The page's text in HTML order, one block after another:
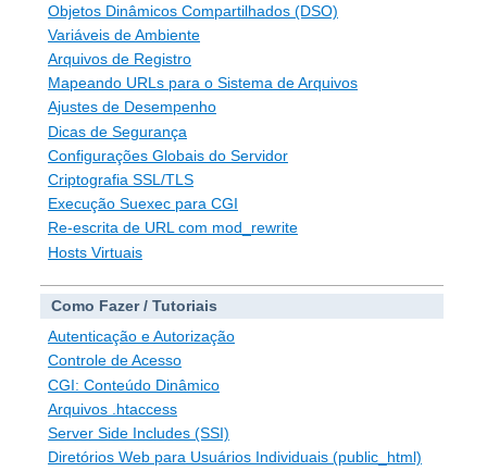
Objetos Dinâmicos Compartilhados (DSO)
Variáveis de Ambiente
Arquivos de Registro
Mapeando URLs para o Sistema de Arquivos
Ajustes de Desempenho
Dicas de Segurança
Configurações Globais do Servidor
Criptografia SSL/TLS
Execução Suexec para CGI
Re-escrita de URL com mod_rewrite
Hosts Virtuais
Como Fazer / Tutoriais
Autenticação e Autorização
Controle de Acesso
CGI: Conteúdo Dinâmico
Arquivos .htaccess
Server Side Includes (SSI)
Diretórios Web para Usuários Individuais (public_html)